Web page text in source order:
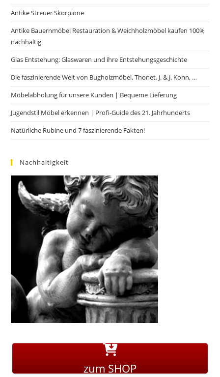
Antike Streuer Skorpione
Antike Bauernmöbel Restauration & Weichholzmöbel kaufen 100%
nachhaltig
Glas Entstehung: Glaswaren und ihre Entstehungsgeschichte
Die faszinierende Welt von Bugholzmöbel, Thonet, J. & J. Kohn, …
Möbelabholung für unsere Kunden | Bequeme Lieferung
Jugendstil Möbel erkennen | Profi-Guide des 21. Jahrhunderts
Natürliche Rubine und 7 faszinierende Fakten!
Nachhaltigkeit
zum SHOP